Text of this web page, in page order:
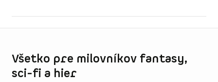
Všetko pre milovníkov fantasy,
sci-fi a hier